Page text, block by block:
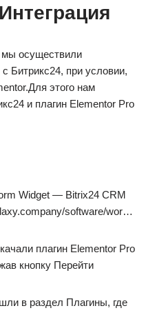
мы осуществили
Битрикс24, при условии,
этого нам
и плагин Elementor Pro
Widget — Bitrix24 CRM
software/wor…
плагин Elementor Pro
кнопку Перейти
в раздел Плагины, где